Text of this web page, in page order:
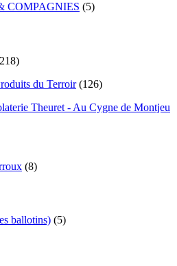
COMPAGNIES (5)
du Terroir(126)
Theuret - Au Cygne de Montjeu
(8)
ballotins) (5)